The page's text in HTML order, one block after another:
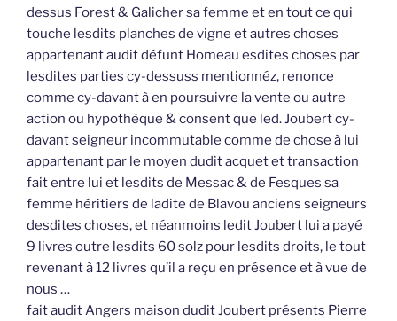
dessus Forest & Galicher sa femme et en tout ce qui
touche lesdits planches de vigne et autres choses
appartenant audit défunt Homeau esdites choses par
lesdites parties cy-dessuss mentionnéz, renonce
comme cy-davant à en poursuivre la vente ou autre
action ou hypothèque & consent que led. Joubert cy-
davant seigneur incommutable comme de chose à lui
appartenant par le moyen dudit acquet et transaction
fait entre lui et lesdits de Messac & de Fesques sa
femme héritiers de ladite de Blavou anciens seigneurs
desdites choses, et néanmoins ledit Joubert lui a payé
9 livres outre lesdits 60 solz pour lesdits droits, le tout
revenant à 12 livres qu’il a reçu en présence et à vue de
nous …
fait audit Angers maison dudit Joubert présents Pierre